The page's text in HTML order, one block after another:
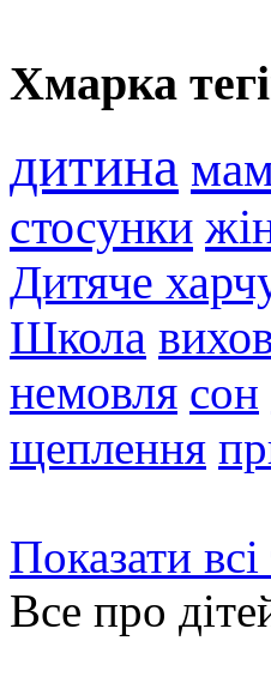
Хмарка
дитина
стосунки
Дитяче
Школа
немовля сон
щеплення
Показати всі
Все про